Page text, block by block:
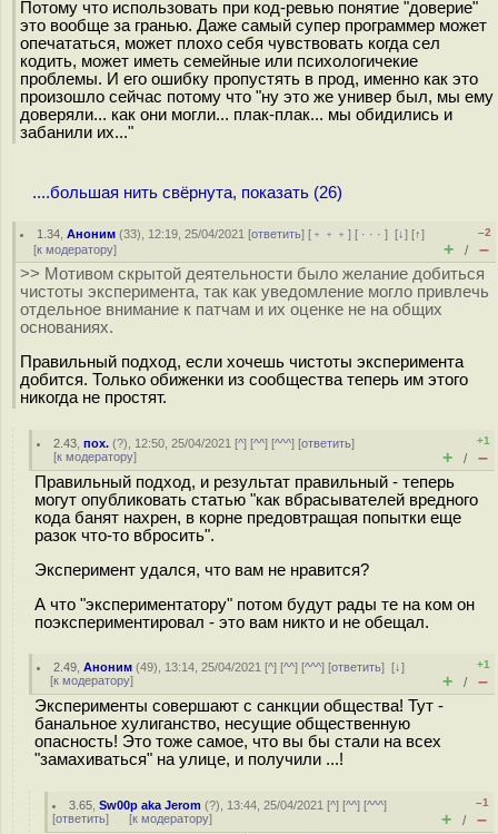
Потому что использовать при код-ревью понятие "доверие"
это вообще за гранью. Даже самый супер программер может
опечататься, может плохо себя чувствовать когда сел
кодить, может иметь семейные или психологичекие
проблемы. И его ошибку пропустять в прод, именно как это
произошло сейчас потому что "ну это же универ был, мы ему
доверяли... как они могли... плак-плак... мы обидились и
забанили их..."
....большая нить свёрнута, показать (26)
1.34 ,Аноним (33), 12:19, 25/04/2021 [ответить] [ ﹢﹢﹢] [ · · ·][↓] [↑]
[к модератору]
–2
+ / –
>> Мотивом скрытой деятельности было желание добиться
чистоты эксперимента, так как уведомление могло привлечь
отдельное внимание к патчам и их оценке не на общих
основаниях.
Правильный подход, если хочешь чистоты эксперимента
добится. Только обиженки из сообщества теперь им этого
никогда не простят.
2.43 ,пох. (?), 12:50, 25/04/2021 [^] [^^] [^^^] [ответить]
[к модератору]
+1
+ / –
Правильный подход, и результат правильный - теперь
могут опубликовать статью "как вбрасывателей вредного
кода банят нахрен, в корне предовтращая попытки еще
разок что-то вбросить".
Эксперимент удался, что вам не нравится?
А что "экспериментатору" потом будут рады те на ком он
поэкспериментировал - это вам никто и не обещал.
2.49 ,Аноним (49), 13:14, 25/04/2021 [^] [^^] [^^^] [ответить][↓]
[к модератору]
+1
+ / –
Эксперименты совершают с санкции общества! Тут -
банальное хулиганство, несущие общественную
опасность! Это тоже самое, что вы бы стали на всех
"замахиваться" на улице, и получили ...!
3.65 ,Sw00p aka Jerom (?), 13:44, 25/04/2021 [^] [^^] [^^^]
[ответить] [к модератору]
–1
+ / –